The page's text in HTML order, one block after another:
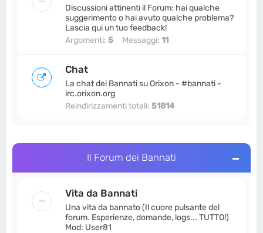
MrBannati •7 maggio 2026, 23:48
ha pubblicato una risposta:Re: Zio Merlo
a Cinisello - Canzone Ufficiale
Bannati
ha pubblicato un nuovo topic:
Cinisello - Canzone Ufficiale inVita da
Bannati
Pelatone •5 maggio 2026, 22:58
Fesso Esclusivo si auto-descrive e +2
anni di Bannati.orginVita da Bannati
MrBannati •5 maggio 2026, 21:25
news: Dodoria prosegue gli attacchi,
Fesso Esclusivo si auto-descrive e +2
anni di Bannati.orginVita da Bannati
Discussioni attinenti il Forum: hai qualche
suggerimento o hai avuto qualche problema?
Lascia qui un tuo feedback!
Argomenti:5 Messaggi:11
Chat
La chat dei Bannati su Orixon - #bannati -
irc.orixon.org
Reindirizzamenti totali:51814
Il Forum dei Bannati
Vita da Bannati
Una vita da bannato (Il cuore pulsante del
forum. Esperienze, domande, logs... TUTTO!)
Mod: User81